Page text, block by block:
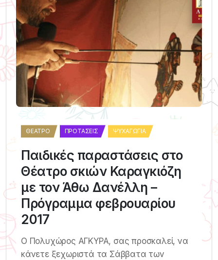
ΘΈΑΤΡΟ ΠΡΟΤΆΣΕΙΣ ΨΥΧΑΓΩΓΊΑ
Παιδικές παραστάσεις στο
Θέατρο σκιών Καραγκιόζη
με τον Άθω Δανέλλη –
Πρόγραμμα φεβρουαρίου
2017
Ο Πολυχώρος ΑΓΚΥΡΑ, σας προσκαλεί, να
κάνετε ξεχωριστά τα Σάββατα των